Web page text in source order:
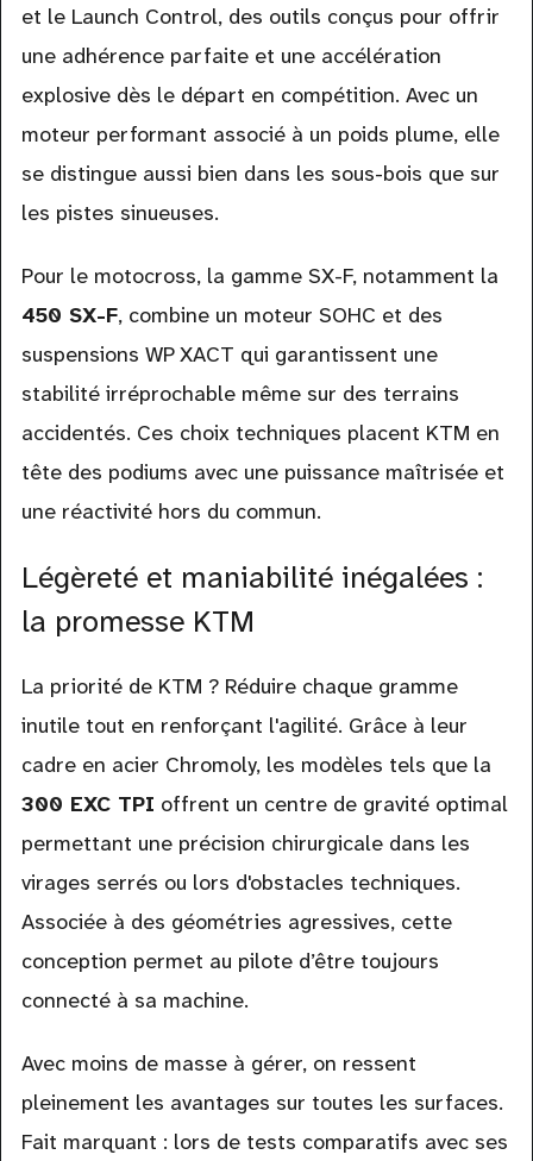
et le Launch Control, des outils conçus pour offrir
une adhérence parfaite et une accélération
explosive dès le départ en compétition. Avec un
moteur performant associé à un poids plume, elle
se distingue aussi bien dans les sous-bois que sur
les pistes sinueuses.
Pour le motocross, la gamme SX-F, notamment la
450 SX-F, combine un moteur SOHC et des
suspensions WP XACT qui garantissent une
stabilité irréprochable même sur des terrains
accidentés. Ces choix techniques placent KTM en
tête des podiums avec une puissance maîtrisée et
une réactivité hors du commun.
Légèreté et maniabilité inégalées :
la promesse KTM
La priorité de KTM ? Réduire chaque gramme
inutile tout en renforçant l'agilité. Grâce à leur
cadre en acier Chromoly, les modèles tels que la
300 EXC TPI offrent un centre de gravité optimal
permettant une précision chirurgicale dans les
virages serrés ou lors d'obstacles techniques.
Associée à des géométries agressives, cette
conception permet au pilote d’être toujours
connecté à sa machine.
Avec moins de masse à gérer, on ressent
pleinement les avantages sur toutes les surfaces.
Fait marquant : lors de tests comparatifs avec ses